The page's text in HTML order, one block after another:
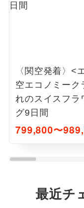
〈関空発着〉<
空エコノミーク
れのスイスフラ
グ9日間
799,800〜
最近チ